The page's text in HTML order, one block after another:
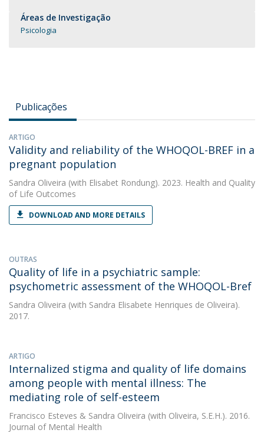
Áreas de Investigação
Psicologia
Publicações
ARTIGO
Validity and reliability of the WHOQOL-BREF in a
pregnant population
Sandra Oliveira (with Elisabet Rondung). 2023. Health and Quality
of Life Outcomes
DOWNLOAD AND MORE DETAILS
OUTRAS
Quality of life in a psychiatric sample:
psychometric assessment of the WHOQOL-Bref
Sandra Oliveira (with Sandra Elisabete Henriques de Oliveira).
2017.
ARTIGO
Internalized stigma and quality of life domains
among people with mental illness: The
mediating role of self-esteem
Francisco Esteves & Sandra Oliveira (with Oliveira, S.E.H.). 2016.
Journal of Mental Health